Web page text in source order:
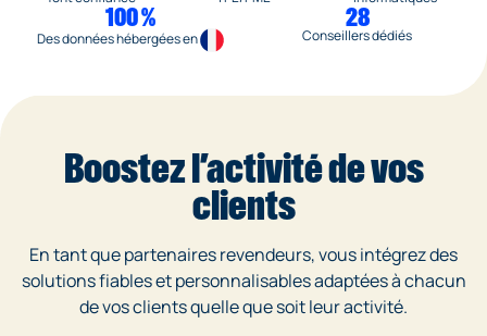
100 %
Des données hébergées en
28
Conseillers dédiés
Boostez l’activité de vos
clients
En tant que partenaires revendeurs, vous intégrez des
solutions fiables et personnalisables adaptées à chacun
de vos clients quelle que soit leur activité.